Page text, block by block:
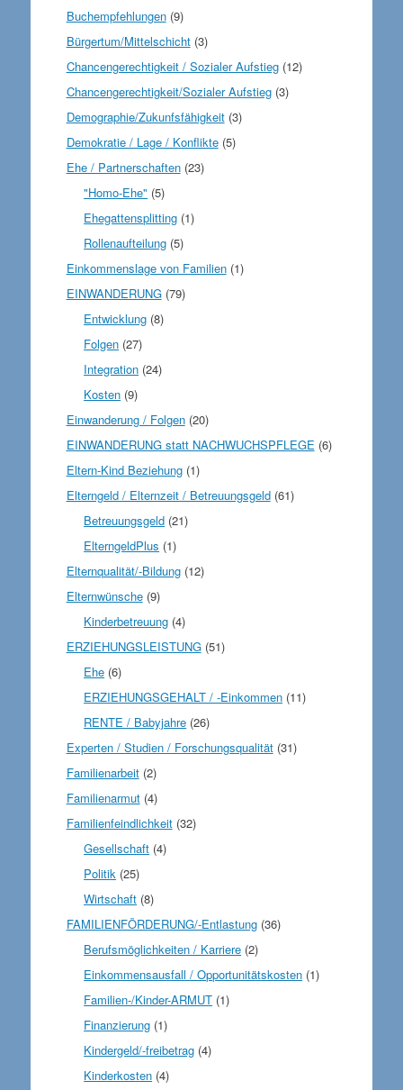
Buchempfehlungen(9)
Bürgertum/Mittelschicht(3)
Chancengerechtigkeit / Sozialer Aufstieg(12)
Chancengerechtigkeit/Sozialer Aufstieg(3)
Demographie/Zukunfsfähigkeit(3)
Demokratie / Lage / Konflikte(5)
Ehe / Partnerschaften(23)
"Homo-Ehe" (5)
Ehegattensplitting (1)
Rollenaufteilung (5)
Einkommenslage von Familien(1)
EINWANDERUNG(79)
Entwicklung (8)
Folgen (27)
Integration (24)
Kosten (9)
Einwanderung / Folgen(20)
EINWANDERUNG statt NACHWUCHSPFLEGE (6)
Eltern-Kind Beziehung(1)
Elterngeld / Elternzeit / Betreuungsgeld(61)
Betreuungsgeld (21)
ElterngeldPlus (1)
Elternqualität/-Bildung(12)
Elternwünsche(9)
Kinderbetreuung (4)
ERZIEHUNGSLEISTUNG(51)
Ehe (6)
ERZIEHUNGSGEHALT / -Einkommen (11)
RENTE / Babyjahre (26)
Experten / Studien / Forschungsqualität(31)
Familienarbeit(2)
Familienarmut(4)
Familienfeindlichkeit(32)
Gesellschaft (4)
Politik (25)
Wirtschaft (8)
FAMILIENFÖRDERUNG/-Entlastung(36)
Berufsmöglichkeiten / Karriere (2)
Einkommensausfall / Opportunitätskosten (1)
Familien-/Kinder-ARMUT (1)
Finanzierung (1)
Kindergeld/-freibetrag (4)
Kinderkosten (4)